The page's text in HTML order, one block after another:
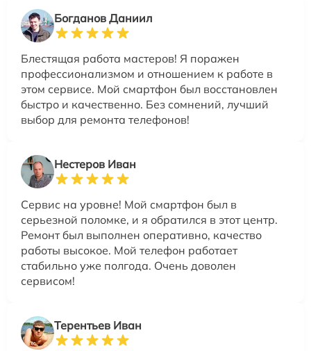
Богданов Даниил
Блестящая работа мастеров! Я поражен
профессионализмом и отношением к работе в
этом сервисе. Мой смартфон был восстановлен
быстро и качественно. Без сомнений, лучший
выбор для ремонта телефонов!
Нестеров Иван
Сервис на уровне! Мой смартфон был в
серьезной поломке, и я обратился в этот центр.
Ремонт был выполнен оперативно, качество
работы высокое. Мой телефон работает
стабильно уже полгода. Очень доволен
сервисом!
Терентьев Иван